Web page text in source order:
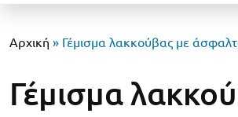
Αρχική » Γέμισμα λακκούβας με
Γέμισμα